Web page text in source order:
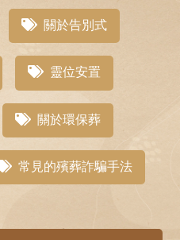
關於告別式
靈位安置
關於環保葬
常見的殯葬詐騙手法